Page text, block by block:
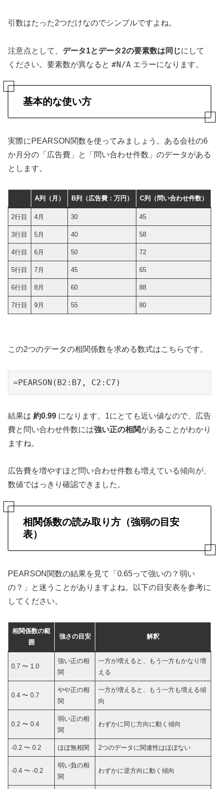
引数はたった2つだけなのでシンプルですよね。
注意点として、 データ1とデータ2の要素数は同じにして
ください。要素数が異なると #N/A エラーになります。
基本的な使い方
実際にPEARSON関数を使ってみましょう。ある会社の6
か月分の「広告費」と「問い合わせ件数」のデータがある
とします。
A列（月） B列（広告費：万円） C列（問い合わせ件数）
2行目 4月 30 45
3行目 5月 40 58
4行目 6月 50 72
5行目 7月 45 65
6行目 8月 60 88
7行目 9月 55 80
この2つのデータの相関係数を求める数式はこちらです。
=PEARSON(B2:B7, C2:C7)
結果は 約0.99 になります。1にとても近い値なので、広告
費と問い合わせ件数には強い正の相関があることがわかり
ますね。
広告費を増やすほど問い合わせ件数も増えている傾向が、
数値ではっきり確認できました。
相関係数の読み取り方（強弱の目安
表）
PEARSON関数の結果を見て「0.65って強いの？弱い
の？」と迷うことがありますよね。以下の目安表を参考に
してください。
相関係数の範
囲
強さの目安 解釈
0.7 〜 1.0
強い正の相
関
一方が増えると、もう一方もかなり増
える
0.4 〜 0.7
やや正の相
関
一方が増えると、もう一方も増える傾
向
0.2 〜 0.4
弱い正の相
関
わずかに同じ方向に動く傾向
-0.2 〜 0.2 ほぼ無相関 2つのデータに関連性はほぼない
-0.4 〜 -0.2
弱い負の相
関
わずかに逆方向に動く傾向